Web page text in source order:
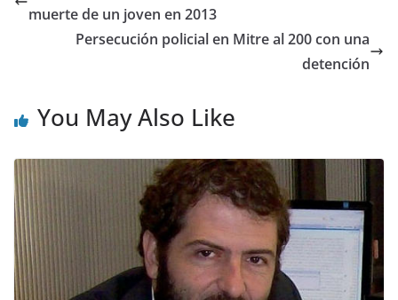
muerte de un joven en 2013
Persecución policial en Mitre al 200 con una
detención
You May Also Like